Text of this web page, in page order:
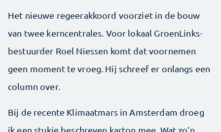
Het nieuwe regeerakkoord voorziet in de bouw
van twee kerncentrales. Voor lokaal GroenLinks-
bestuurder Roel Niessen komt dat voornemen
geen moment te vroeg. Hij schreef er onlangs een
column over.
Bij de recente Klimaatmars in Amsterdam droeg